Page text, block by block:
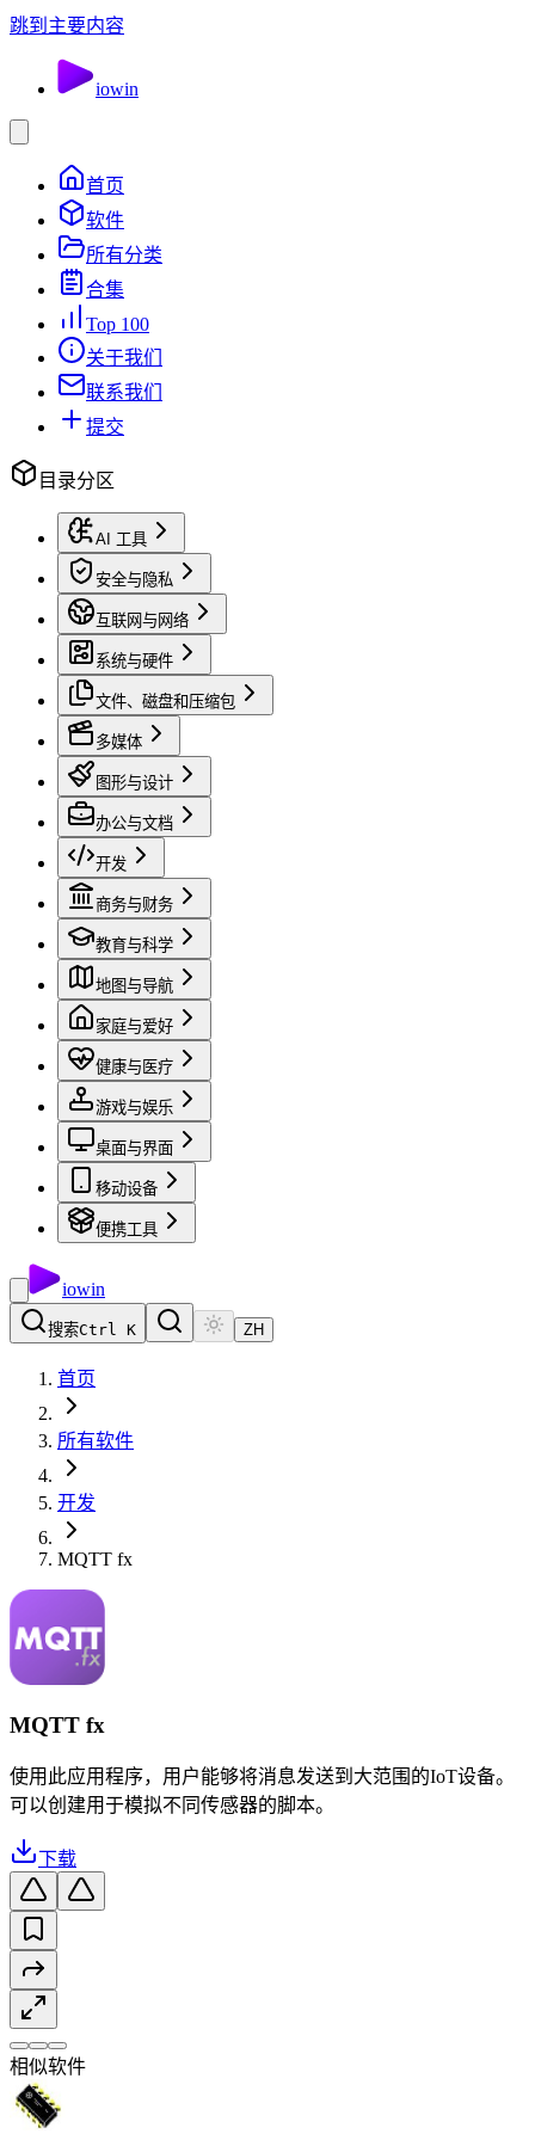
跳到主要内容
iowin
首页
软件
所有分类
合集
Top 100
关于我们
联系我们
提交
目录分区
AI 工具
安全与隐私
互联网与网络
系统与硬件
文件、磁盘和压缩包
多媒体
图形与设计
办公与文档
开发
商务与财务
教育与科学
地图与导航
家庭与爱好
健康与医疗
游戏与娱乐
桌面与界面
移动设备
便携工具
iowin
搜索Ctrl K ZH
首页
所有软件
开发
MQTT fx
MQTT fx
使用此应用程序，用户能够将消息发送到大范围的IoT设备。
可以创建用于模拟不同传感器的脚本。
下载
相似软件